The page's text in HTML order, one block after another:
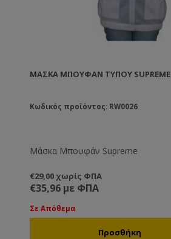
ΜΆΣΚΑ ΜΠΟΥΦΆΝ ΤΎΠΟΥ SUPREME
Κωδικός προϊόντος: RW0026
Μάσκα Μπουφάν Supreme
€29,00 χωρίς ΦΠΑ
€35,96 με ΦΠΑ
Σε Απόθεμα